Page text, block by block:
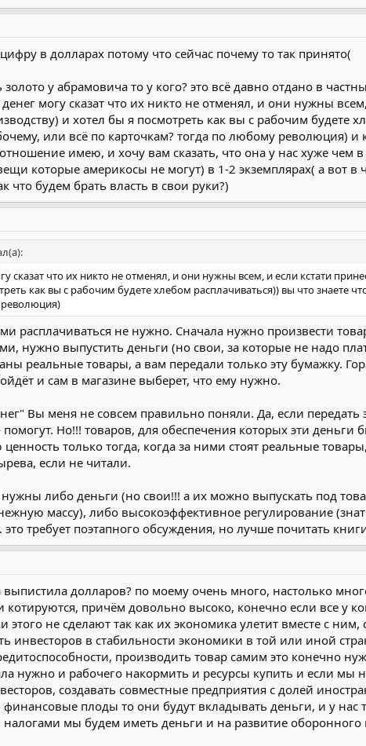
в долларах потому что сейчас почему то так принято(
золото у абрамовича то у кого? это всё давно отдано в
денег могу сказат что их никто не отменял, и они нужны
и хотел бы я посмотреть как вы с рабочим будете
или всё по карточкам? тогда по любому революция) и
имею, и хочу вам сказать, что она у нас хуже чем
которые америкосы не могут) в 1-2 экземплярах( а вот в
что будем брать власть в свои руки?)
сказат что их никто не отменял, и они нужны всем, и если кстати
как вы с рабочим будете хлебом расплачиваться)) вы что знаете
расплачиваться не нужно. Сначала нужно произвести
нужно выпустить деньги (но свои, за которые не надо
реальные товары, а вам передали только эту бумажку.
и сам в магазине выберет, что ему нужно.
Вы меня не совсем правильно поняли. Да, если
помогут. Но!!! товаров, для обеспечения которых эти
только тогда, когда за ними стоят реальные
если не читали.
либо деньги (но свои!!! а их можно выпускать под
массу), либо высокоэффективное регулирование
это требует поэтапного обсуждения, но лучше почитать
выпистила долларов? по моему очень много, настолько
котируются, причём довольно высоко, конечно если все у
этого не сделают так как их экономика улетит вместе с
инвесторов в стабильности экономики в той или иной
производить товар самим это конечно
нужно и рабочего накормить и ресурсы купить и если мы
создавать совместные предприятия с долей
финансовые плоды то они будут вкладывать деньги, и у нас
мы будем иметь деньги и на развитие оборонного